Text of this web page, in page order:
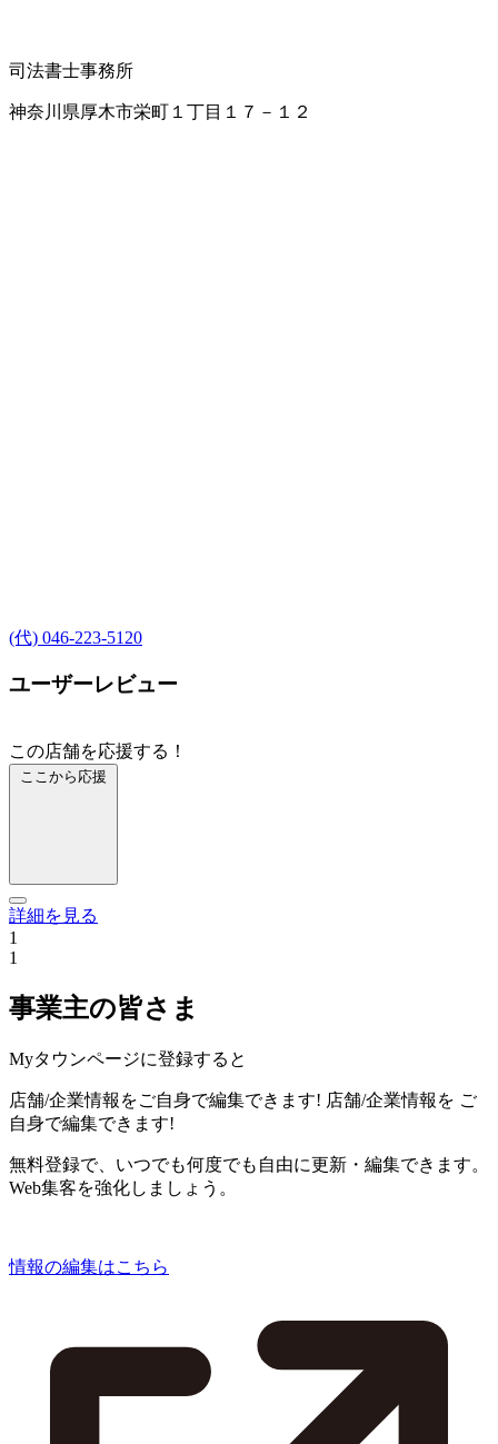
司法書士事務所
神奈川県厚木市栄町１丁目１７－１２
(代) 046-223-5120
ユーザーレビュー
この店舗を応援する！
ここから応援
詳細を見る
1
1
事業主の皆さま
Myタウンページに登録すると
店舗/企業情報をご自身で編集できます! 店舗/企業情報を ご
自身で編集できます!
無料登録で、いつでも何度でも自由に更新・編集できます。
Web集客を強化しましょう。
情報の編集はこちら